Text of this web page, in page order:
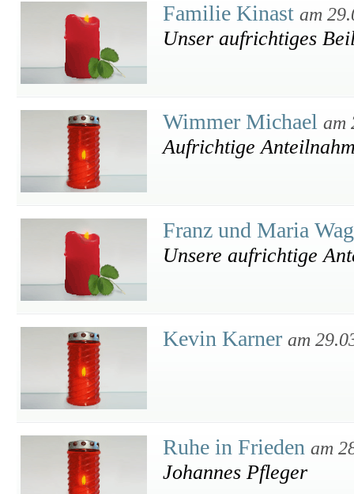
Familie Kinast am
Unser aufrichtiges
Wimmer Michael am
Aufrichtige
Franz und Maria
Unsere aufrichtige
Kevin Karner am
Ruhe in Frieden am
Johannes Pfleger